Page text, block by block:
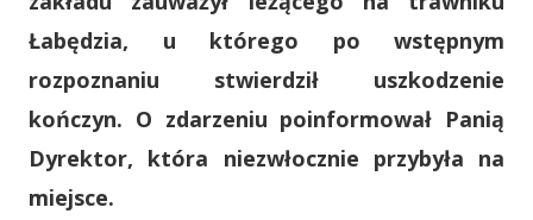
Łabędzia, u którego po wstępnym
rozpoznaniu stwierdził uszkodzenie
kończyn. O zdarzeniu poinformował Panią
Dyrektor, która niezwłocznie przybyła na
miejsce.